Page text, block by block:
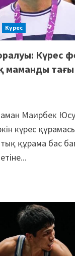
Күрес
Күрес
маманды
Маирбек
күрес
құрама бас